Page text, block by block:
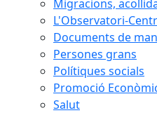
Migracions,
L'Observatori-
Documents de
Persones grans
Polítiques socials
Promoció
Salut